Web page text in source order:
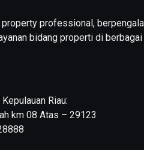
professional,
bidang properti di
Riau:
km 08 Atas – 29123